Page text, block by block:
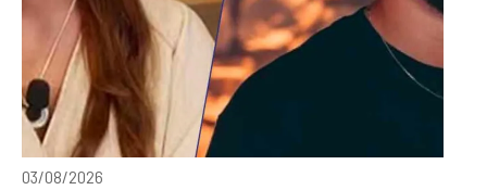
03/08/2026